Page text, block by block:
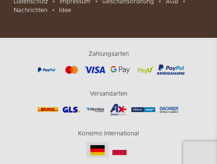
Datenschutz Impressum Geschäftsordnung
AGB
Nachrichten
Idee
Zahlungsarten
Versandarten
Konsimo International